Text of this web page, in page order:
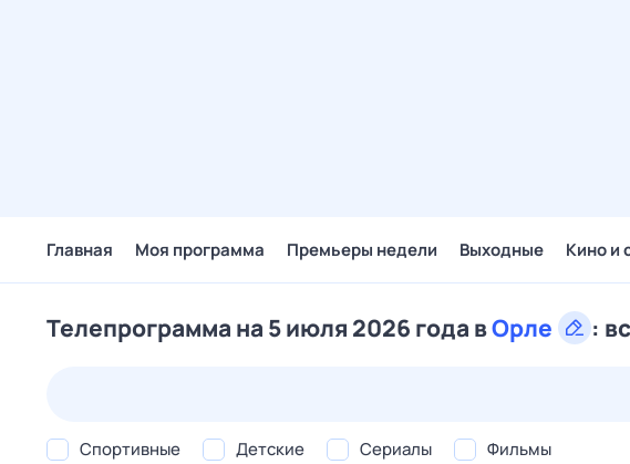
Главная Моя программа Премьеры недели Выходные Кино и
Телепрограмма на 5 июля 2026 года вОрле :
Спортивные Детские Сериалы Фильмы